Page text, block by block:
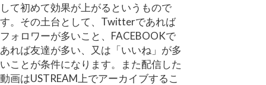
して初めて効果が上がるというもので
す。その土台として、Twitterであれば
フォロワーが多いこと、FACEBOOKで
あれば友達が多い、又は「いいね」が多
いことが条件になります。また配信した
動画はUSTREAM上でアーカイブするこ